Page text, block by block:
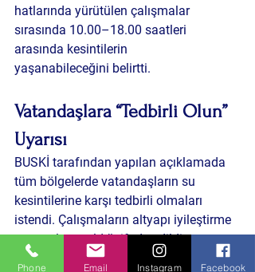
hatlarında yürütülen çalışmalar
sırasında 10.00–18.00 saatleri
arasında kesintilerin
yaşanabileceğini belirtti.
Vatandaşlara “Tedbirli Olun”
Uyarısı
BUSKİ tarafından yapılan açıklamada
tüm bölgelerde vatandaşların su
kesintilerine karşı tedbirli olmaları
istendi. Çalışmaların altyapı iyileştirme
amacıyla yapıldığı ifade edildi.
Phone Email Instagram Facebook